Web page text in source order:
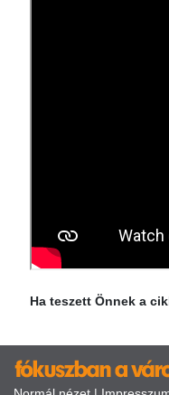
Ha teszett Önnek a